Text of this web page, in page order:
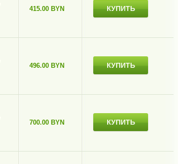
415.00 BYN КУПИТЬ
496.00 BYN КУПИТЬ
700.00 BYN КУПИТЬ